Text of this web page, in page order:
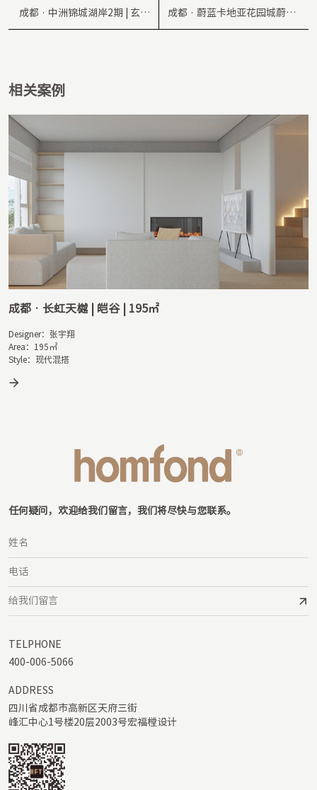
成都 · 中洲锦城湖岸2期 | 玄夜
|157㎡
成都 · 蔚蓝卡地亚花园城蔚蓝
阁 | 朝暮 | 180㎡
相关案例
成都 · 国宾蜀园 | 觅境 | 141㎡
Designer：韩枫
Area：141㎡
Style：现代简约
任何疑问，欢迎给我们留言，我们将尽快与您联系。
TELPHONE
400-006-5066
ADDRESS
四川省成都市高新区天府三街
峰汇中心1号楼20层2003号宏福樘设计